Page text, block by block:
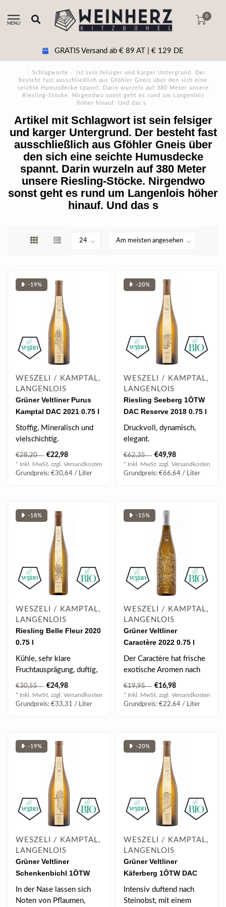
MENU
0
GRATIS Versand ab € 89 AT | € 129 DE
/ Schlagworte /
ist sein felsiger und karger Untergrund. Der
besteht fast ausschließlich aus Gföhler Gneis über den sich eine
seichte Humusdecke spannt. Darin wurzeln auf 380 Meter unsere
Riesling-Stöcke. Nirgendwo sonst geht es rund um Langenlois
höher hinauf. Und das s
Artikel mit Schlagwort ist sein felsiger
und karger Untergrund. Der besteht fast
ausschließlich aus Gföhler Gneis über
den sich eine seichte Humusdecke
spannt. Darin wurzeln auf 380 Meter
unsere Riesling-Stöcke. Nirgendwo
sonst geht es rund um Langenlois höher
hinauf. Und das s
❥ -19%
WESZELI / KAMPTAL,
LANGENLOIS
Grüner Veltliner Purus
Kamptal DAC 2021 0.75 l
Stoffig, Mineralisch und
vielschichtig.
€28,20 €22,98
* Inkl. MwSt. zzgl. Versandkosten
Grundpreis: €30,64 / Liter
❥ -20%
WESZELI / KAMPTAL,
LANGENLOIS
Riesling Seeberg 1ÖTW
DAC Reserve 2018 0.75 l
Druckvoll, dynamisch,
elegant.
€62,35 €49,98
* Inkl. MwSt. zzgl. Versandkosten
Grundpreis: €66,64 / Liter
❥ -18%
WESZELI / KAMPTAL,
LANGENLOIS
Riesling Belle Fleur 2020
0.75 l
Kühle, sehr klare
Fruchtausprägung, duftig,
lebhaft und frisch,
Weingartenpfir..
€30,55 €24,98
* Inkl. MwSt. zzgl. Versandkosten
Grundpreis: €33,31 / Liter
❥ -15%
WESZELI / KAMPTAL,
LANGENLOIS
Grüner Veltliner
Caractère 2022 0.75 l
Der Caractère hat frische
exotische Aromen nach
Ananas und Mango aber
auch Krä..
€19,95 €16,98
* Inkl. MwSt. zzgl. Versandkosten
Grundpreis: €22,64 / Liter
❥ -19%
WESZELI / KAMPTAL,
LANGENLOIS
Grüner Veltliner
Schenkenbichl 1ÖTW
DAC Reserve 2018 0.75 l
In der Nase lassen sich
Noten von Pflaumen,
❥ -20%
WESZELI / KAMPTAL,
LANGENLOIS
Grüner Veltliner
Käferberg 1ÖTW DAC
Reserve 2018 0.75 l
Intensiv duftend nach
Steinobst, mit einem